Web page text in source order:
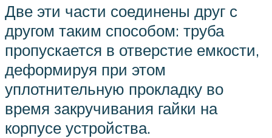
Две эти части соединены друг с
другом таким способом: труба
пропускается в отверстие емкости,
деформируя при этом
уплотнительную прокладку во
время закручивания гайки на
корпусе устройства.